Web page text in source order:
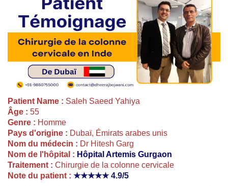
Patient Name : Saleh Saeed Yahiya
Âge : 55
Genre : Homme
Pays d'origine : Dubaï, Émirats arabes unis
Nom du médecin : Dr Hitesh Garg
Nom de l'hôpital : Hôpital Artemis Gurgaon
Traitement : Chirurgie de la colonne cervicale
Note du patient : ★★★★★ 4.9/5